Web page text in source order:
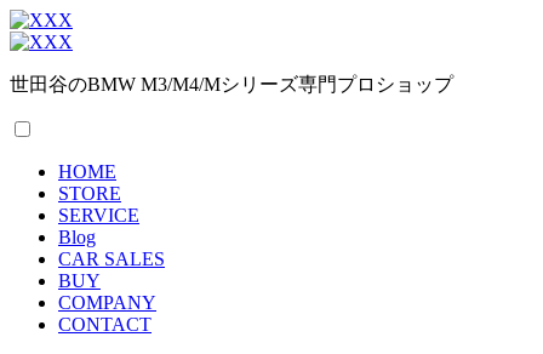
世田谷のBMW M3/M4/Mシリーズ専門プロショップ
HOME
STORE
SERVICE
Blog
CAR SALES
BUY
COMPANY
CONTACT